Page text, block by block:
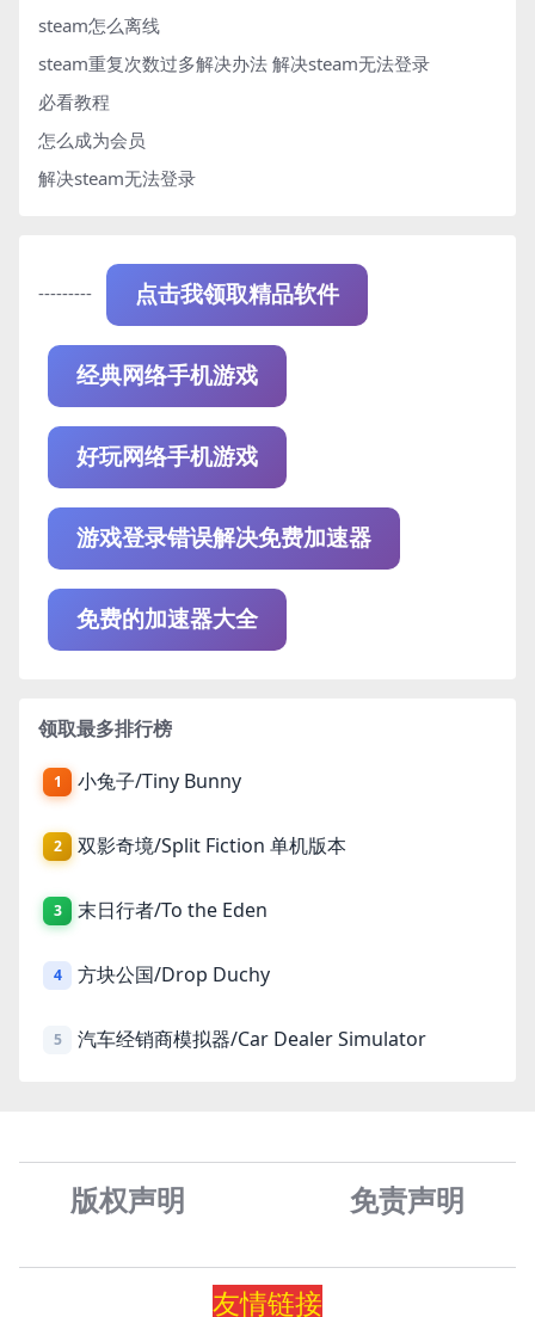
steam怎么离线
steam重复次数过多解决办法 解决steam无法登录
必看教程
怎么成为会员
解决steam无法登录
--------- 点击我领取精品软件
经典网络手机游戏
好玩网络手机游戏
游戏登录错误解决免费加速器
免费的加速器大全
领取最多排行榜
1 小兔子/Tiny Bunny
2 双影奇境/Split Fiction 单机版本
3 末日行者/To the Eden
4 方块公国/Drop Duchy
5 汽车经销商模拟器/Car Dealer Simulator
版权声明 免责声明
友情链接